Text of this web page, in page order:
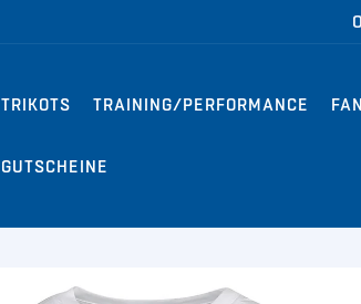
TRIKOTS TRAINING/PERFORMANCE
GUTSCHEINE